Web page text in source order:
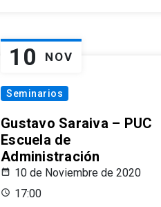
10 NOV
Seminarios
Gustavo Saraiva – PUC
Escuela de
Administración
10 de Noviembre de 2020
17:00